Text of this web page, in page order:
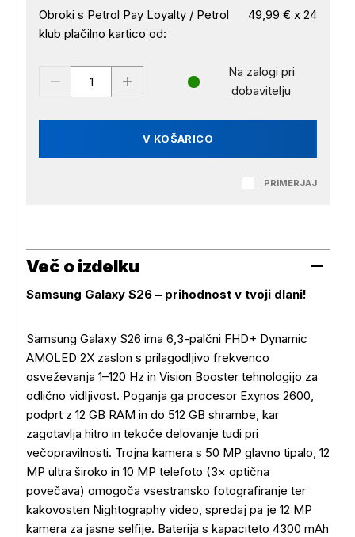
Obroki s Petrol Pay Loyalty / Petrol
klub plačilno kartico od:
49,99 € x 24
V KOŠARICO
Na zalogi pri
dobavitelju
PRIMERJAJ
Več o izdelku
Samsung Galaxy S26 – prihodnost v tvoji dlani!
Samsung Galaxy S26 ima 6,3-palčni FHD+ Dynamic
AMOLED 2X zaslon s prilagodljivo frekvenco
osveževanja 1–120 Hz in Vision Booster tehnologijo za
odlično vidljivost. Poganja ga procesor Exynos 2600,
podprt z 12 GB RAM in do 512 GB shrambe, kar
zagotavlja hitro in tekoče delovanje tudi pri
večopravilnosti. Trojna kamera s 50 MP glavno tipalo, 12
MP ultra široko in 10 MP telefoto (3× optična
povečava) omogoča vsestransko fotografiranje ter
kakovosten Nightography video, spredaj pa je 12 MP
kamera za jasne selfije. Baterija s kapaciteto 4300 mAh